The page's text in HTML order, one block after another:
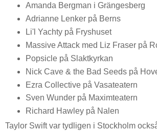
Amanda Bergman i Grängesberg
Adrianne Lenker på Berns
Li'l Yachty på Fryshuset
Massive Attack med Liz Fraser på
Popsicle på Slaktkyrkan
Nick Cave & the Bad Seeds på
Ezra Collective på Vasateatern
Sven Wunder på Maximteatern
Richard Hawley på Nalen
Taylor Swift var tydligen i Stockholm